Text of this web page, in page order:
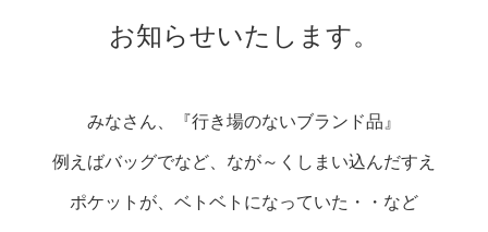
お知らせいたします。
みなさん、『行き場のないブランド品』
例えばバッグでなど、なが～くしまい込んだすえ
ポケットが、ベトベトになっていた・・など